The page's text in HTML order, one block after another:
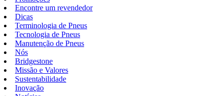
Encontre um revendedor
Dicas
Terminologia de Pneus
Tecnologia de Pneus
Manutenção de Pneus
Nós
Bridgestone
Missão e Valores
Sustentabilidade
Inovação